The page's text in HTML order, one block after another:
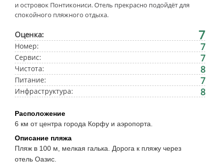
и островок Понтикониси. Отель прекрасно подойдёт для
спокойного пляжного отдыха.
Оценка: 7
Номер: 7
Сервис: 7
Чистота: 8
Питание: 7
Инфраструктура: 8
Расположение
6 км от центра города Корфу и аэропорта.
Описание пляжа
Пляж в 100 м, мелкая галька. Дорога к пляжу через
отель Оазис.